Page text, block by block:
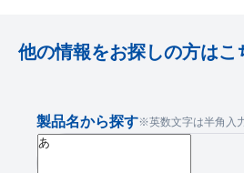
他の情報をお探しの方はこ
製品名から探す※英数文字は半角入